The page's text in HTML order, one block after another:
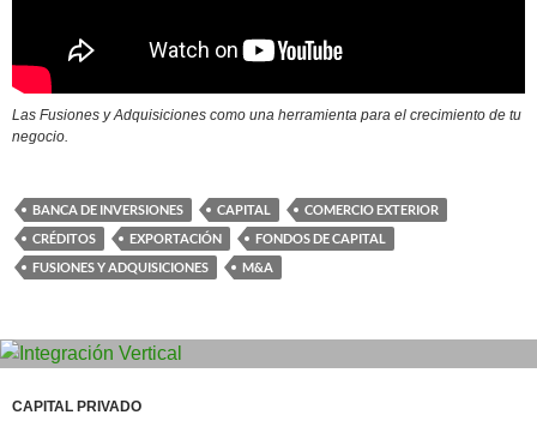
Las Fusiones y Adquisiciones como una herramienta para el crecimiento de tu
negocio.
BANCA DE INVERSIONES CAPITAL
COMERCIO EXTERIOR
CRÉDITOS
EXPORTACIÓN
FONDOS DE CAPITAL
FUSIONES Y ADQUISICIONES
M&A
CAPITAL PRIVADO